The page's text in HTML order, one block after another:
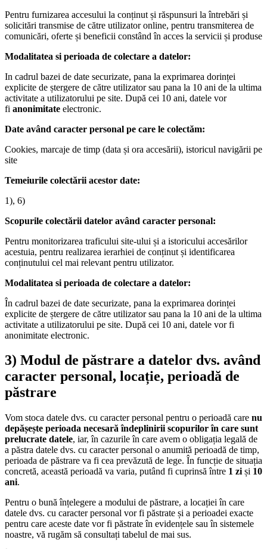
Pentru furnizarea accesului la conținut și răspunsuri la întrebări și
solicitări transmise de către utilizator online, pentru transmiterea de
comunicări, oferte și beneficii constând în acces la servicii și produse
Modalitatea si perioada de colectare a datelor:
In cadrul bazei de date securizate, pana la exprimarea dorinței
explicite de ștergere de către utilizator sau pana la 10 ani de la ultima
activitate a utilizatorului pe site. După cei 10 ani, datele vor
fi anonimitate electronic.
Date având caracter personal pe care le colectăm:
Cookies, marcaje de timp (data și ora accesării), istoricul navigării pe
site
Temeiurile colectării acestor date:
1), 6)
Scopurile colectării datelor având caracter personal:
Pentru monitorizarea traficului site-ului și a istoricului accesărilor
acestuia, pentru realizarea ierarhiei de conținut și identificarea
conținutului cel mai relevant pentru utilizator.
Modalitatea si perioada de colectare a datelor:
În cadrul bazei de date securizate, pana la exprimarea dorinței
explicite de ștergere de către utilizator sau pana la 10 ani de la ultima
activitate a utilizatorului pe site. După cei 10 ani, datele vor fi
anonimitate electronic.
3) Modul de păstrare a datelor dvs. având
caracter personal, locație, perioadă de
păstrare
Vom stoca datele dvs. cu caracter personal pentru o perioadă care nu
depășește perioada necesară îndeplinirii scopurilor în care sunt
prelucrate datele, iar, în cazurile în care avem o obligația legală de
a păstra datele dvs. cu caracter personal o anumită perioadă de timp,
perioada de păstrare va fi cea prevăzută de lege. În funcție de situația
concretă, această perioadă va varia, putând fi cuprinsă între 1 zi și 10
ani.
Pentru o bună înțelegere a modului de păstrare, a locației în care
datele dvs. cu caracter personal vor fi păstrate și a perioadei exacte
pentru care aceste date vor fi păstrate în evidențele sau în sistemele
noastre, vă rugăm să consultați tabelul de mai sus.